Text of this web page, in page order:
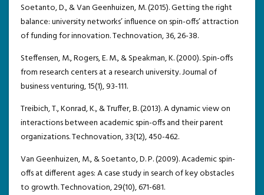
Soetanto, D., & Van Geenhuizen, M. (2015). Getting the right
balance: university networks’ influence on spin-offs’ attraction
of funding for innovation. Technovation, 36, 26-38.
Steffensen, M., Rogers, E. M., & Speakman, K. (2000). Spin-offs
from research centers at a research university. Journal of
business venturing, 15(1), 93-111.
Treibich, T., Konrad, K., & Truffer, B. (2013). A dynamic view on
interactions between academic spin-offs and their parent
organizations. Technovation, 33(12), 450-462.
Van Geenhuizen, M., & Soetanto, D. P. (2009). Academic spin-
offs at different ages: A case study in search of key obstacles
to growth. Technovation, 29(10), 671-681.